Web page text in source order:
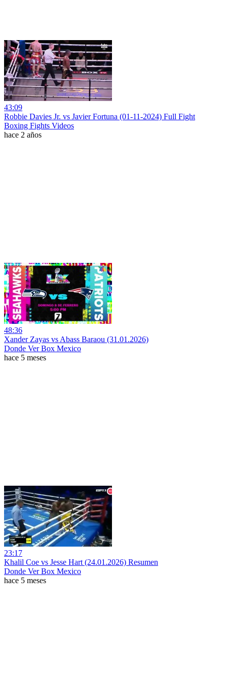
43:09
Robbie Davies Jr. vs Javier Fortuna (01-11-2024) Full Fight
Boxing Fights Videos
hace 2 años
48:36
Xander Zayas vs Abass Baraou (31.01.2026)
Donde Ver Box Mexico
hace 5 meses
23:17
Khalil Coe vs Jesse Hart (24.01.2026) Resumen
Donde Ver Box Mexico
hace 5 meses